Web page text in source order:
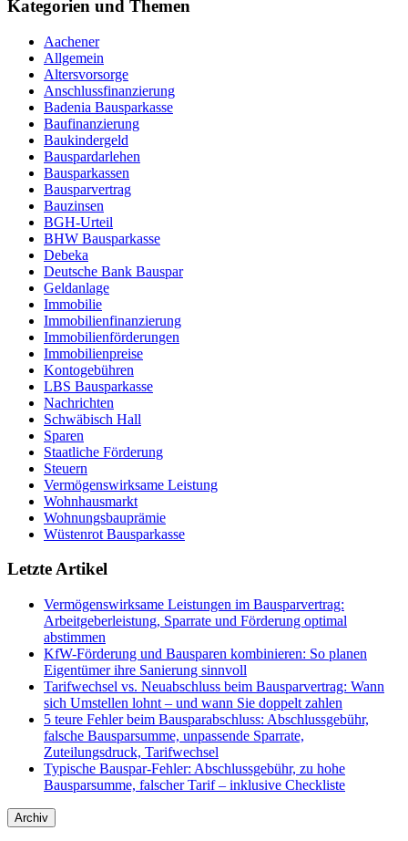
Kategorien und Themen
Aachener
Allgemein
Altersvorsorge
Anschlussfinanzierung
Badenia Bausparkasse
Baufinanzierung
Baukindergeld
Bauspardarlehen
Bausparkassen
Bausparvertrag
Bauzinsen
BGH-Urteil
BHW Bausparkasse
Debeka
Deutsche Bank Bauspar
Geldanlage
Immobilie
Immobilienfinanzierung
Immobilienförderungen
Immobilienpreise
Kontogebühren
LBS Bausparkasse
Nachrichten
Schwäbisch Hall
Sparen
Staatliche Förderung
Steuern
Vermögenswirksame Leistung
Wohnhausmarkt
Wohnungsbauprämie
Wüstenrot Bausparkasse
Letzte Artikel
Vermögenswirksame Leistungen im Bausparvertrag:
Arbeitgeberleistung, Sparrate und Förderung optimal
abstimmen
KfW-Förderung und Bausparen kombinieren: So planen
Eigentümer ihre Sanierung sinnvoll
Tarifwechsel vs. Neuabschluss beim Bausparvertrag: Wann
sich Umstellen lohnt – und wann Sie doppelt zahlen
5 teure Fehler beim Bausparabschluss: Abschlussgebühr,
falsche Bausparsumme, unpassende Sparrate,
Zuteilungsdruck, Tarifwechsel
Typische Bauspar-Fehler: Abschlussgebühr, zu hohe
Bausparsumme, falscher Tarif – inklusive Checkliste
Archiv